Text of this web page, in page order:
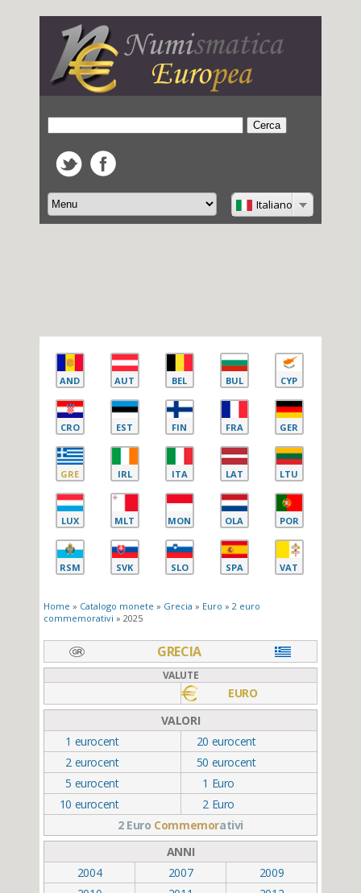
Italiano
AND AUT BEL BUL CYP
CRO EST FIN FRA GER
GRE IRL ITA LAT LTU
LUX MLT MON OLA POR
RSM SVK SLO SPA VAT
Home » Catalogo monete » Grecia » Euro » 2 euro
commemorativi » 2025
GRECIA
VALUTE
EURO
VALORI
1 eurocent 20 eurocent
2 eurocent 50 eurocent
5 eurocent 1 Euro
10 eurocent 2 Euro
2 Euro Commemorativi
ANNI
2004
2007
2009